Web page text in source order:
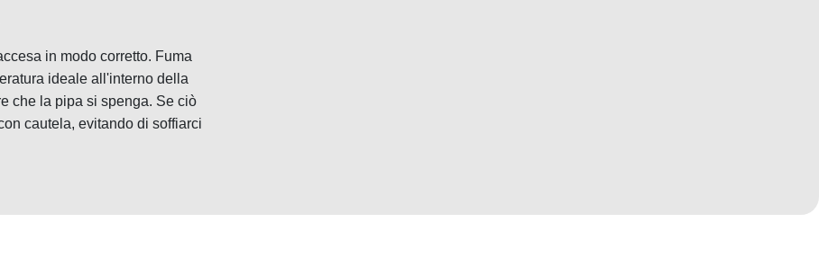
in modo corretto. Fuma
ideale all'interno della
che la pipa si spenga. Se ciò
cautela, evitando di soffiarci